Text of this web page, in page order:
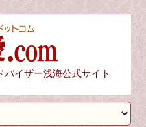
イザー浅海公式サイト